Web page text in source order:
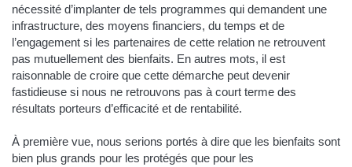
nécessité d’implanter de tels programmes qui demandent une
infrastructure, des moyens financiers, du temps et de
l’engagement si les partenaires de cette relation ne retrouvent
pas mutuellement des bienfaits. En autres mots, il est
raisonnable de croire que cette démarche peut devenir
fastidieuse si nous ne retrouvons pas à court terme des
résultats porteurs d’efficacité et de rentabilité.
À première vue, nous serions portés à dire que les bienfaits sont
bien plus grands pour les protégés que pour les